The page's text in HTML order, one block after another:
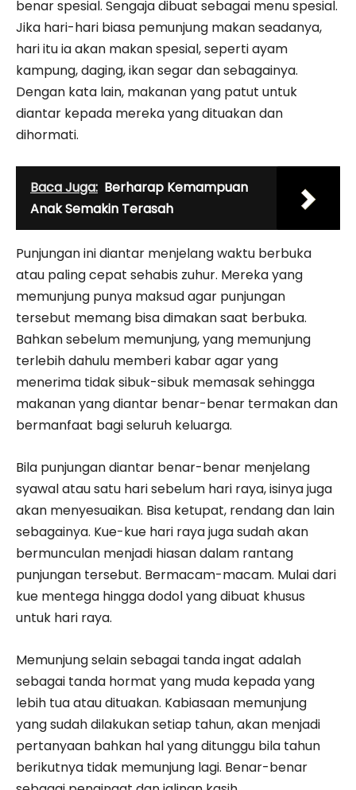
benar spesial. Sengaja dibuat sebagai menu spesial.
Jika hari-hari biasa pemunjung makan seadanya,
hari itu ia akan makan spesial, seperti ayam
kampung, daging, ikan segar dan sebagainya.
Dengan kata lain, makanan yang patut untuk
diantar kepada mereka yang dituakan dan
dihormati.
Baca Juga: Berharap Kemampuan
Anak Semakin Terasah
Punjungan ini diantar menjelang waktu berbuka
atau paling cepat sehabis zuhur. Mereka yang
memunjung punya maksud agar punjungan
tersebut memang bisa dimakan saat berbuka.
Bahkan sebelum memunjung, yang memunjung
terlebih dahulu memberi kabar agar yang
menerima tidak sibuk-sibuk memasak sehingga
makanan yang diantar benar-benar termakan dan
bermanfaat bagi seluruh keluarga.
Bila punjungan diantar benar-benar menjelang
syawal atau satu hari sebelum hari raya, isinya juga
akan menyesuaikan. Bisa ketupat, rendang dan lain
sebagainya. Kue-kue hari raya juga sudah akan
bermunculan menjadi hiasan dalam rantang
punjungan tersebut. Bermacam-macam. Mulai dari
kue mentega hingga dodol yang dibuat khusus
untuk hari raya.
Memunjung selain sebagai tanda ingat adalah
sebagai tanda hormat yang muda kepada yang
lebih tua atau dituakan. Kabiasaan memunjung
yang sudah dilakukan setiap tahun, akan menjadi
pertanyaan bahkan hal yang ditunggu bila tahun
berikutnya tidak memunjung lagi. Benar-benar